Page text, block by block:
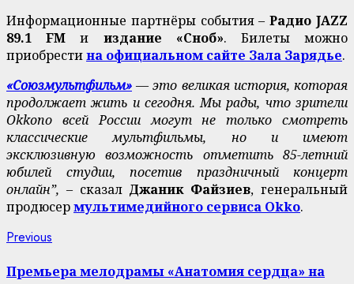
Информационные партнёры события –Радио JAZZ
89.1 FM и издание «Сноб». Билеты можно
приобрестина официальном сайте Зала Зарядье.
«Союзмультфильм» — это великая история, которая
продолжает жить и сегодня. Мы рады, что зрители
Okkoпо всей России могут не только смотреть
классические мультфильмы, но и имеют
эксклюзивную возможность отметить 85-летний
юбилей студии, посетив праздничный концерт
онлайн”, –сказал Джаник Файзиев, генеральный
продюсермультимедийного сервиса Okko.
Continue
Reading
Previous
Премьера мелодрамы «Анатомия сердца» на